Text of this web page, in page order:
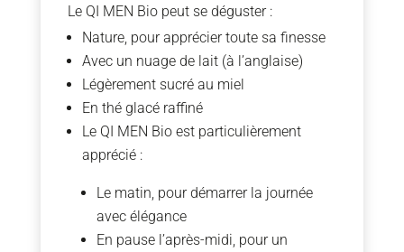
Le QI MEN Bio peut se déguster :
Nature, pour apprécier toute sa finesse
Avec un nuage de lait (à l’anglaise)
Légèrement sucré au miel
En thé glacé raffiné
Le QI MEN Bio est particulièrement
apprécié :
Le matin, pour démarrer la journée
avec élégance
En pause l’après-midi, pour un